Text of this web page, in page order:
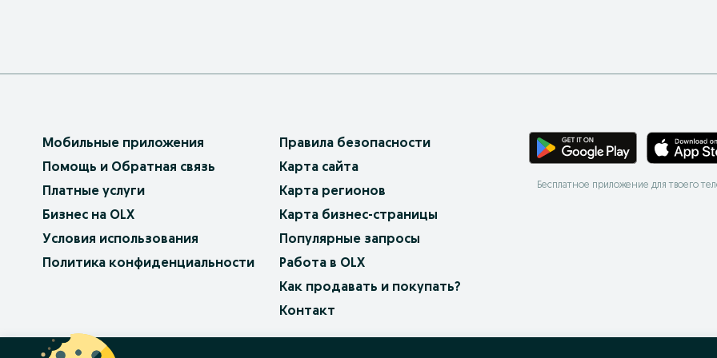
Мобильные приложения
Помощь и Обратная связь
Платные услуги
Бизнес на OLX
Условия использования
Политика конфиденциальности
Правила безопасности
Карта сайта
Карта регионов
Карта бизнес-страницы
Популярные запросы
Работа в OLX
Как продавать и покупать?
Контакт
Бесплатное приложение для твоего
OLX.bg